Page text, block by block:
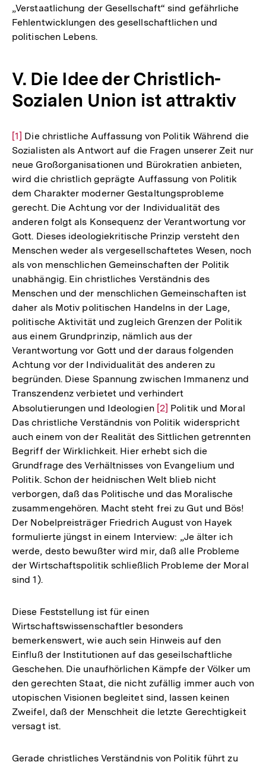
„Verstaatlichung der Gesellschaft“ sind gefährliche
Fehlentwicklungen des gesellschaftlichen und
politischen Lebens.
V. Die Idee der Christlich-
Sozialen Union ist attraktiv
Zur
Auflösung
der
Fußnote
[1] Die christliche Auffassung von Politik Während die
Sozialisten als Antwort auf die Fragen unserer Zeit nur
neue Großorganisationen und Bürokratien anbieten,
wird die christlich geprägte Auffassung von Politik
dem Charakter moderner Gestaltungsprobleme
gerecht. Die Achtung vor der Individualität des
anderen folgt als Konsequenz der Verantwortung vor
Gott. Dieses ideologiekritische Prinzip versteht den
Menschen weder als vergesellschaftetes Wesen, noch
als von menschlichen Gemeinschaften der Politik
unabhängig. Ein christliches Verständnis des
Menschen und der menschlichen Gemeinschaften ist
daher als Motiv politischen Handelns in der Lage,
politische Aktivität und zugleich Grenzen der Politik
aus einem Grundprinzip, nämlich aus der
Verantwortung vor Gott und der daraus folgenden
Achtung vor der Individualität des anderen zu
begründen. Diese Spannung zwischen Immanenz und
Transzendenz verbietet und verhindert
Absolutierungen und Ideologien Zur
Auflösung
der
Fußnote
[2] Politik und Moral
Das christliche Verständnis von Politik widerspricht
auch einem von der Realität des Sittlichen getrennten
Begriff der Wirklichkeit. Hier erhebt sich die
Grundfrage des Verhältnisses von Evangelium und
Politik. Schon der heidnischen Welt blieb nicht
verborgen, daß das Politische und das Moralische
zusammengehören. Macht steht frei zu Gut und Bös!
Der Nobelpreisträger Friedrich August von Hayek
formulierte jüngst in einem Interview: „Je älter ich
werde, desto bewußter wird mir, daß alle Probleme
der Wirtschaftspolitik schließlich Probleme der Moral
sind 1).
Diese Feststellung ist für einen
Wirtschaftswissenschaftler besonders
bemerkenswert, wie auch sein Hinweis auf den
Einfluß der Institutionen auf das geseilschaftliche
Geschehen. Die unaufhörlichen Kämpfe der Völker um
den gerechten Staat, die nicht zufällig immer auch von
utopischen Visionen begleitet sind, lassen keinen
Zweifel, daß der Menschheit die letzte Gerechtigkeit
versagt ist.
Gerade christliches Verständnis von Politik führt zu